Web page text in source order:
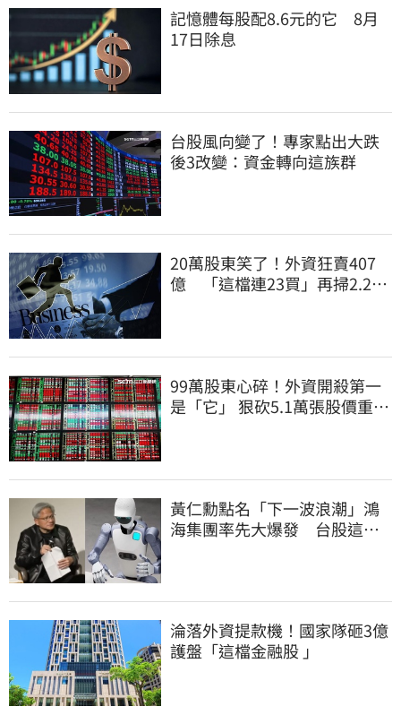
記憶體每股配8.6元的它 8月
17日除息
台股風向變了！專家點出大跌
後3改變：資金轉向這族群
20萬股東笑了！外資狂賣407
億 「這檔連23買」再掃2.2萬
99萬股東心碎！外資開殺第一
是「它」 狠砍5.1萬張股價重挫
黃仁勳點名「下一波浪潮」鴻
海集團率先大爆發 台股這族
淪落外資提款機！國家隊砸3億
護盤「這檔金融股 」